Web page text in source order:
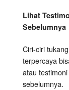
Lihat
Sebelumnya
Ciri-ciri
terpercaya
atau
sebelumnya.